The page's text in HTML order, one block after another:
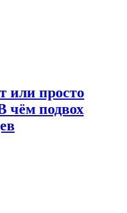
или просто
чём подвох